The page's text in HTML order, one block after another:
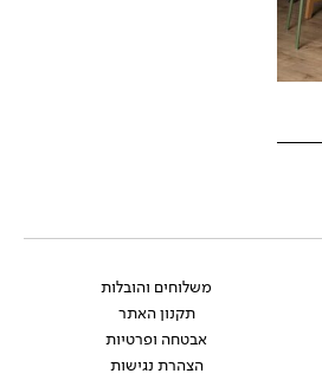
משלוחים והובלות
תקנון האתר
אבטחה ופרטיות
הצהרת נגישות